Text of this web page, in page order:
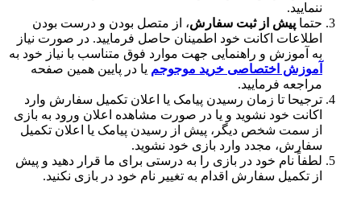
پیش از ثبت سفارش، از متصل بودن و درست بودن
اکانت خود اطمینان حاصل فرمایید. در صورت نیاز
آموزش و راهنمایی جهت موارد فوق متناسب با نیاز خود به
اختصاصی خرید موجوجم یا در پایین همین صفحه
فرمایید.
تا زمان رسیدن پیامک یا اعلان تکمیل سفارش وارد
خود نشوید و یا در صورت مشاهده اعلان ورود به بازی
سمت شخص دیگر، پیش از رسیدن پیامک یا اعلان تکمیل
مجدد وارد بازی خود نشوید.
نام خود در بازی را به درستی برای ما قرار دهید و پیش
تکمیل سفارش اقدام به تغییر نام خود در بازی نکنید.